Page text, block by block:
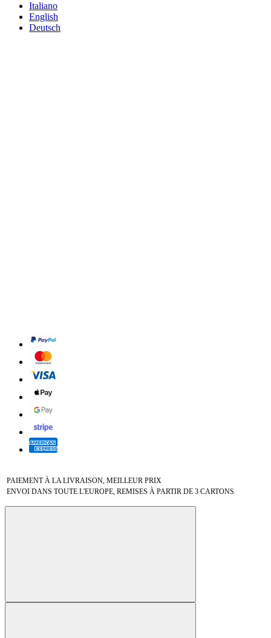
Italiano
English
Deutsch
PAIEMENT À LA LIVRAISON, MEILLEUR PRIX
ENVOI DANS TOUTE L'EUROPE, REMISES À PARTIR DE 3 CARTONS